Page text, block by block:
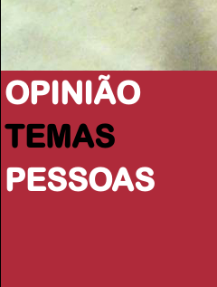
OPINIÃO
TEMAS
PESSOAS